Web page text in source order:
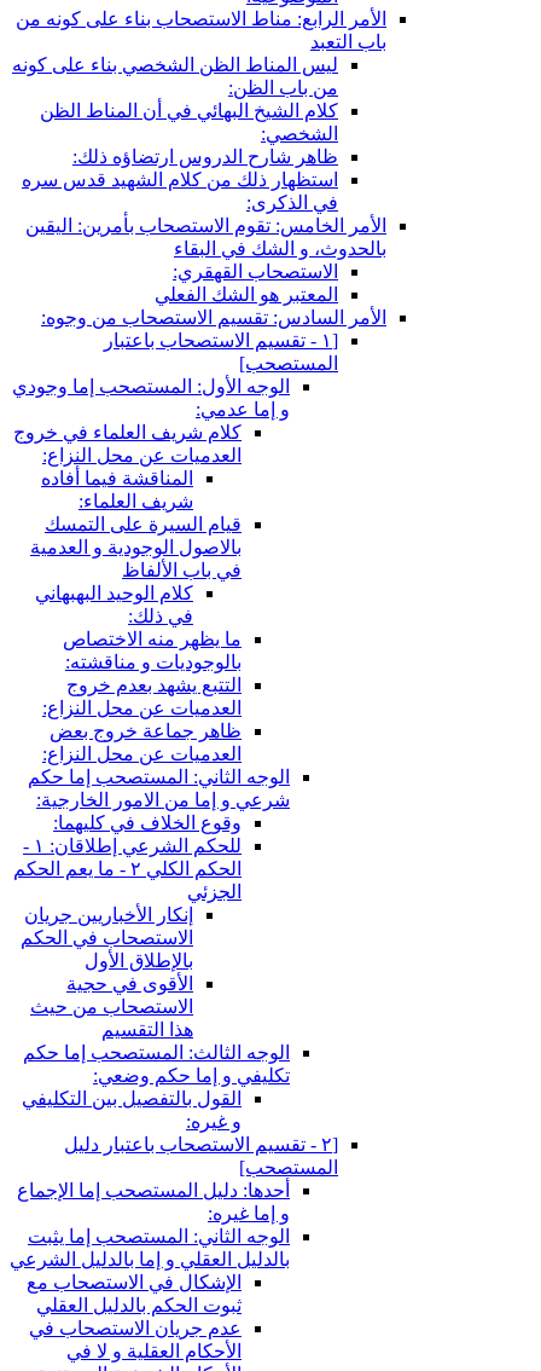
الأمر الرابع: مناط الاستصحاب بناء على كونه من
باب التعبد
ليس المناط الظن الشخصي بناء على كونه
من باب الظن:
كلام الشيخ البهائي في أن المناط الظن
الشخصي:
ظاهر شارح الدروس ارتضاؤه ذلك:
استظهار ذلك من كلام الشهيد قدس سره
في الذكرى:
الأمر الخامس: تقوم الاستصحاب بأمرين: اليقين
بالحدوث، و الشك في البقاء
الاستصحاب القهقري:
المعتبر هو الشك الفعلي
الأمر السادس: تقسيم الاستصحاب من وجوه:
[١ - تقسيم الاستصحاب باعتبار
المستصحب‏]
الوجه الأول: المستصحب إما وجودي
و إما عدمي:
كلام شريف العلماء في خروج
العدميات عن محل النزاع:
المناقشة فيما أفاده
شريف العلماء:
قيام السيرة على التمسك
بالاصول الوجودية و العدمية
في باب الألفاظ
كلام الوحيد البهبهاني
في ذلك:
ما يظهر منه الاختصاص
بالوجوديات و مناقشته:
التتبع يشهد بعدم خروج
العدميات عن محل النزاع:
ظاهر جماعة خروج بعض
العدميات عن محل النزاع:
الوجه الثاني: المستصحب إما حكم
شرعي و إما من الامور الخارجية:
وقوع الخلاف في كليهما:
للحكم الشرعي إطلاقان: ١ -
الحكم الكلي ٢ - ما يعم الحكم
الجزئي
إنكار الأخباريين جريان
الاستصحاب في الحكم
بالإطلاق الأول
الأقوى في حجية
الاستصحاب من حيث
هذا التقسيم
الوجه الثالث: المستصحب إما حكم
تكليفي و إما حكم وضعي:
القول بالتفصيل بين التكليفي
و غيره:
[٢ - تقسيم الاستصحاب باعتبار دليل
المستصحب‏]
أحدها: دليل المستصحب إما الإجماع
و إما غيره:
الوجه الثاني: المستصحب إما يثبت
بالدليل العقلي و إما بالدليل الشرعي
الإشكال في الاستصحاب مع
ثبوت الحكم بالدليل العقلي
عدم جريان الاستصحاب في
الأحكام العقلية و لا في